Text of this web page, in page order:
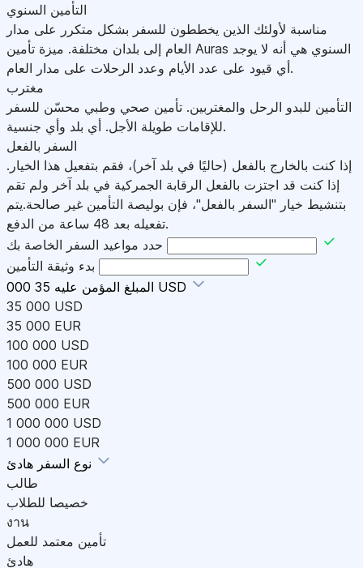
التأمين السنوي
مناسبة لأولئك الذين يخططون للسفر بشكل متكرر على مدار
العام إلى بلدان مختلفة. ميزة تأمين Auras السنوي هي أنه لا يوجد
أي قيود على عدد الأيام وعدد الرحلات على مدار العام.
مغترب
التأمين للبدو الرحل والمغتربين. تأمين صحي وطبي محسّن للسفر
للإقامات طويلة الأجل. أي بلد وأي جنسية.
السفر بالفعل
إذا كنت بالخارج بالفعل (حاليًا في بلد آخر)، فقم بتفعيل هذا الخيار.
إذا كنت قد اجتزت بالفعل الرقابة الجمركية في بلد آخر ولم تقم
بتنشيط خيار "السفر بالفعل"، فإن بوليصة التأمين غير صالحة.يتم
تفعيله بعد 48 ساعة من الدفع.
حدد مواعيد السفر الخاصة بك
بدء وثيقة التأمين
المبلغ المؤمن عليه 35 000 USD
35 000 USD
35 000 EUR
100 000 USD
100 000 EUR
500 000 USD
500 000 EUR
1 000 000 USD
1 000 000 EUR
نوع السفر
طالب
خصيصا للطلاب
งาน
تأمين معتمد للعمل
هادئ